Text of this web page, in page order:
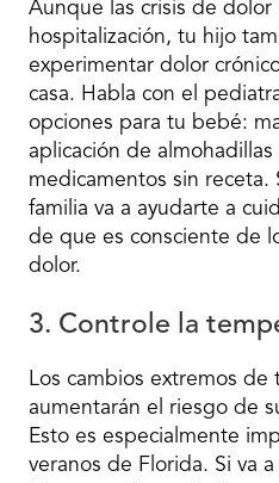
Aunque las crisis de
hospitalización, tu hijo
experimentar dolor
casa. Habla con el
opciones para tu bebé:
aplicación de almohadillas
medicamentos sin receta.
familia va a ayudarte a
de que es consciente de
dolor.
3. Controle la
Los cambios extremos de
aumentarán el riesgo de
Esto es especialmente
veranos de Florida. Si va